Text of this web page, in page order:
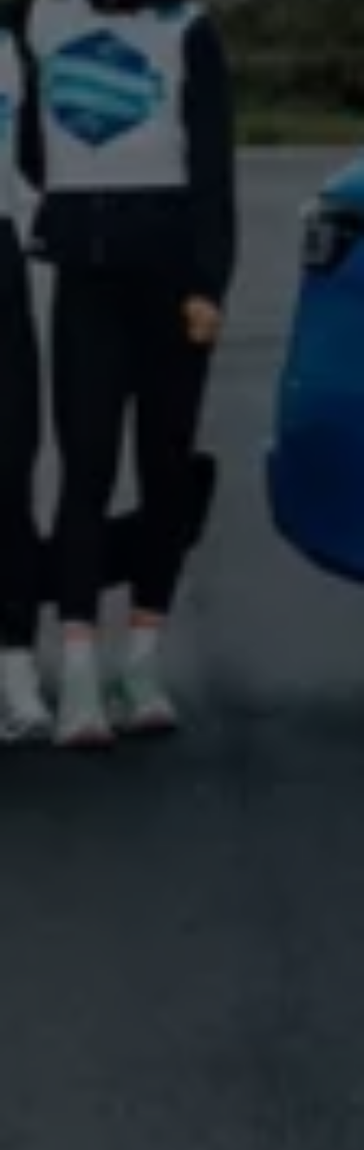
Arbeta hos Volkswagen
Pressrum
Pressmeddelanden
Presskontakt
Sponsring
Längdskidor
Skidskytte
Folkspel
Motorsport
Sveriges Olympiska Kommitté
Tips